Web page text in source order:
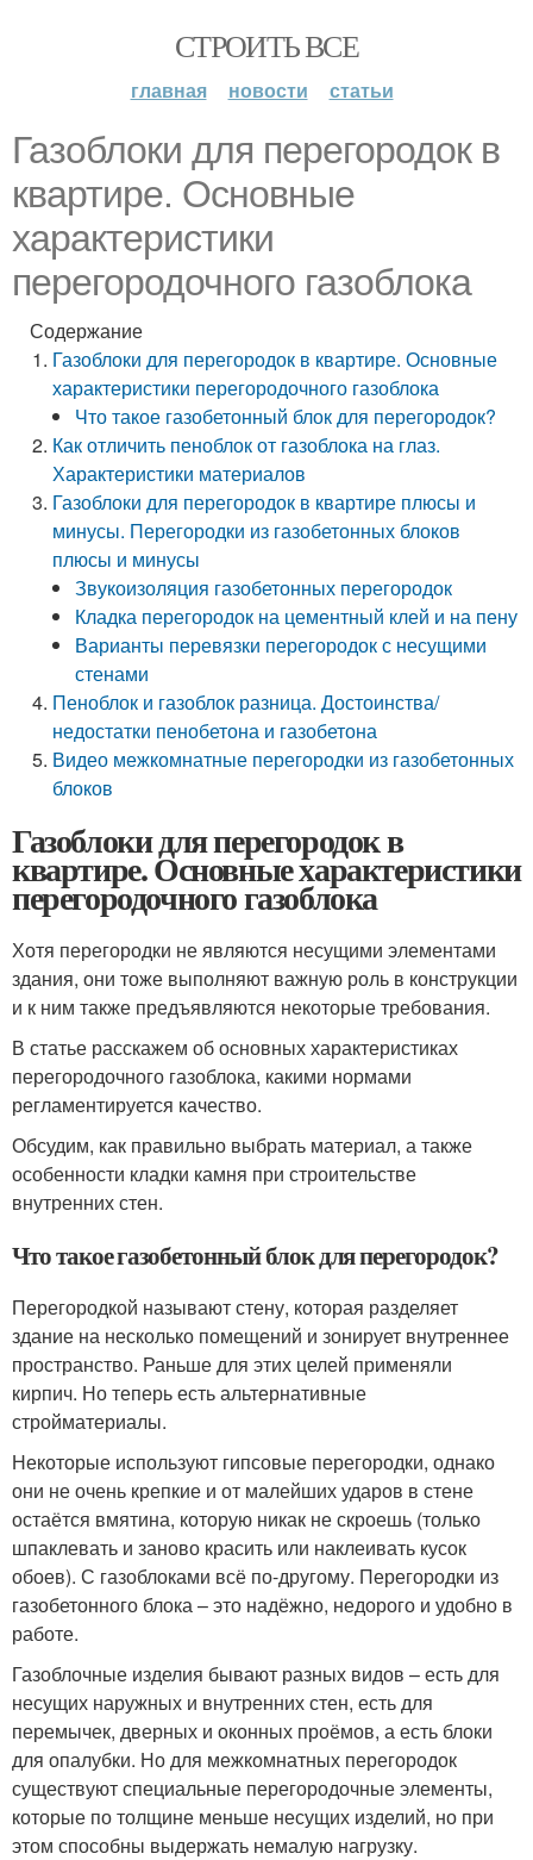
СТРОИТЬ ВСЕ
главная новости статьи
Газоблоки для перегородок в
квартире. Основные
характеристики
перегородочного газоблока
Содержание
Газоблоки для перегородок в квартире. Основные
характеристики перегородочного газоблока
Что такое газобетонный блок для перегородок?
Как отличить пеноблок от газоблока на глаз.
Характеристики материалов
Газоблоки для перегородок в квартире плюсы и
минусы. Перегородки из газобетонных блоков
плюсы и минусы
Звукоизоляция газобетонных перегородок
Кладка перегородок на цементный клей и на пену
Варианты перевязки перегородок с несущими
стенами
Пеноблок и газоблок разница. Достоинства/
недостатки пенобетона и газобетона
Видео межкомнатные перегородки из газобетонных
блоков
Газоблоки для перегородок в
квартире. Основные характеристики
перегородочного газоблока
Хотя перегородки не являются несущими элементами
здания, они тоже выполняют важную роль в конструкции
и к ним также предъявляются некоторые требования.
В статье расскажем об основных характеристиках
перегородочного газоблока, какими нормами
регламентируется качество.
Обсудим, как правильно выбрать материал, а также
особенности кладки камня при строительстве
внутренних стен.
Что такое газобетонный блок для перегородок?
Перегородкой называют стену, которая разделяет
здание на несколько помещений и зонирует внутреннее
пространство. Раньше для этих целей применяли
кирпич. Но теперь есть альтернативные
стройматериалы.
Некоторые используют гипсовые перегородки, однако
они не очень крепкие и от малейших ударов в стене
остаётся вмятина, которую никак не скроешь (только
шпаклевать и заново красить или наклеивать кусок
обоев). С газоблоками всё по-другому. Перегородки из
газобетонного блока – это надёжно, недорого и удобно в
работе.
Газоблочные изделия бывают разных видов – есть для
несущих наружных и внутренних стен, есть для
перемычек, дверных и оконных проёмов, а есть блоки
для опалубки. Но для межкомнатных перегородок
существуют специальные перегородочные элементы,
которые по толщине меньше несущих изделий, но при
этом способны выдержать немалую нагрузку.